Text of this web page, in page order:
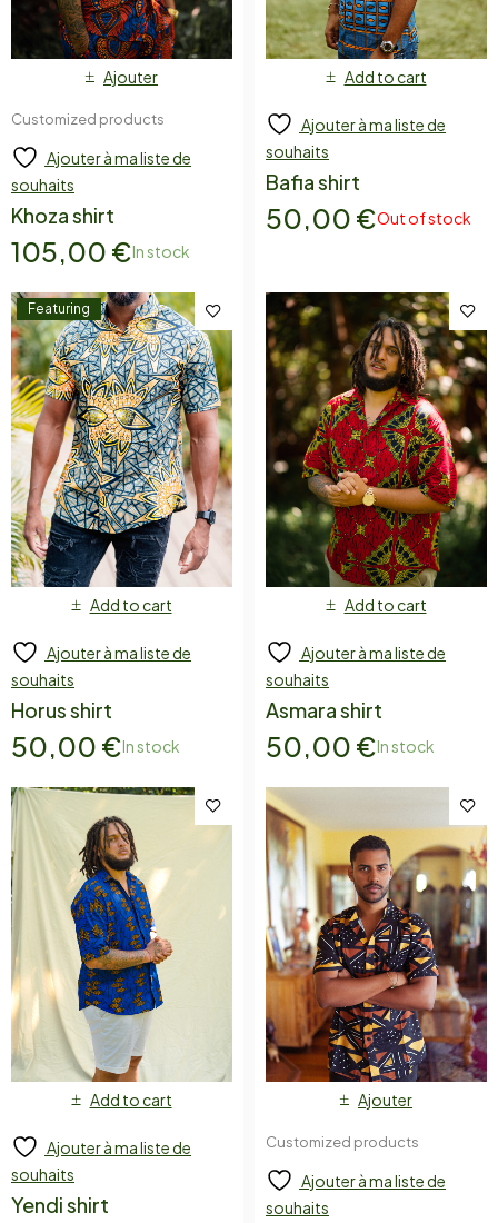
Ajouter
Customized products
Ajouter à ma liste de
souhaits
Khoza shirt
105,00 €In stock
Add to cart
Ajouter à ma liste de
souhaits
Bafia shirt
50,00 €Out of stock
Featuring
Add to cart
Ajouter à ma liste de
souhaits
Horus shirt
50,00 €In stock
Add to cart
Ajouter à ma liste de
souhaits
Asmara shirt
50,00 €In stock
Add to cart
Ajouter à ma liste de
souhaits
Yendi shirt
Ajouter
Customized products
Ajouter à ma liste de
souhaits